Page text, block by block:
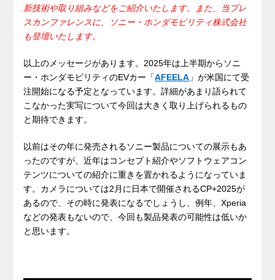
新技術や取り組みなどをご紹介いたします。また、当プレ
スカンファレンスに、ソニー・ホンダモビリティ株式会社
も登壇いたします。
以上のメッセージがあります。2025年は上半期からソニ
ー・ホンダモビリティのEVカー「AFEELA 」が米国にて受
注開始になる予定となっています。詳細があまり語られて
こなかった実写について今回は大きく取り上げられるもの
と期待できます。
以前はその年に発売されるソニー製品についての展示もあ
ったのですが、近年はコンセプト紹介やソフトウェアコン
テンツについての紹介に重きを置かれるようになっていま
す。カメラについては2月に日本で開催されるCP+2025が
あるので、その時に発表になるでしょうし、例年、Xperia
などの発表もないので、今回も製品発表の可能性は低いか
と思います。